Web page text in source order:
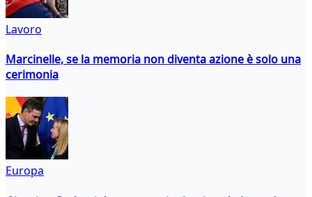
Lavoro
Marcinelle, se la memoria non diventa azione è solo una
cerimonia
Europa